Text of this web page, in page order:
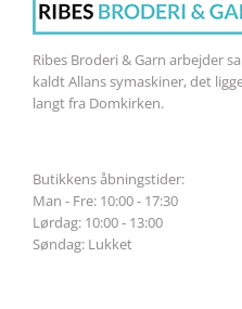
Ribes Broderi & Garn arbejder
kaldt Allans symaskiner, det
langt fra Domkirken.
Butikkens åbningstider:
Man - Fre: 10:00 - 17:30
Lørdag: 10:00 - 13:00
Søndag: Lukket